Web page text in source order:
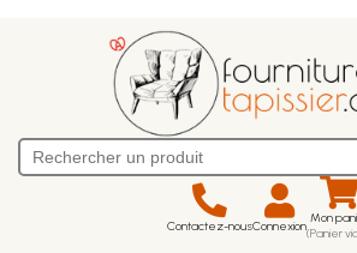
Contactez-nousConnexion Mon
(Panier